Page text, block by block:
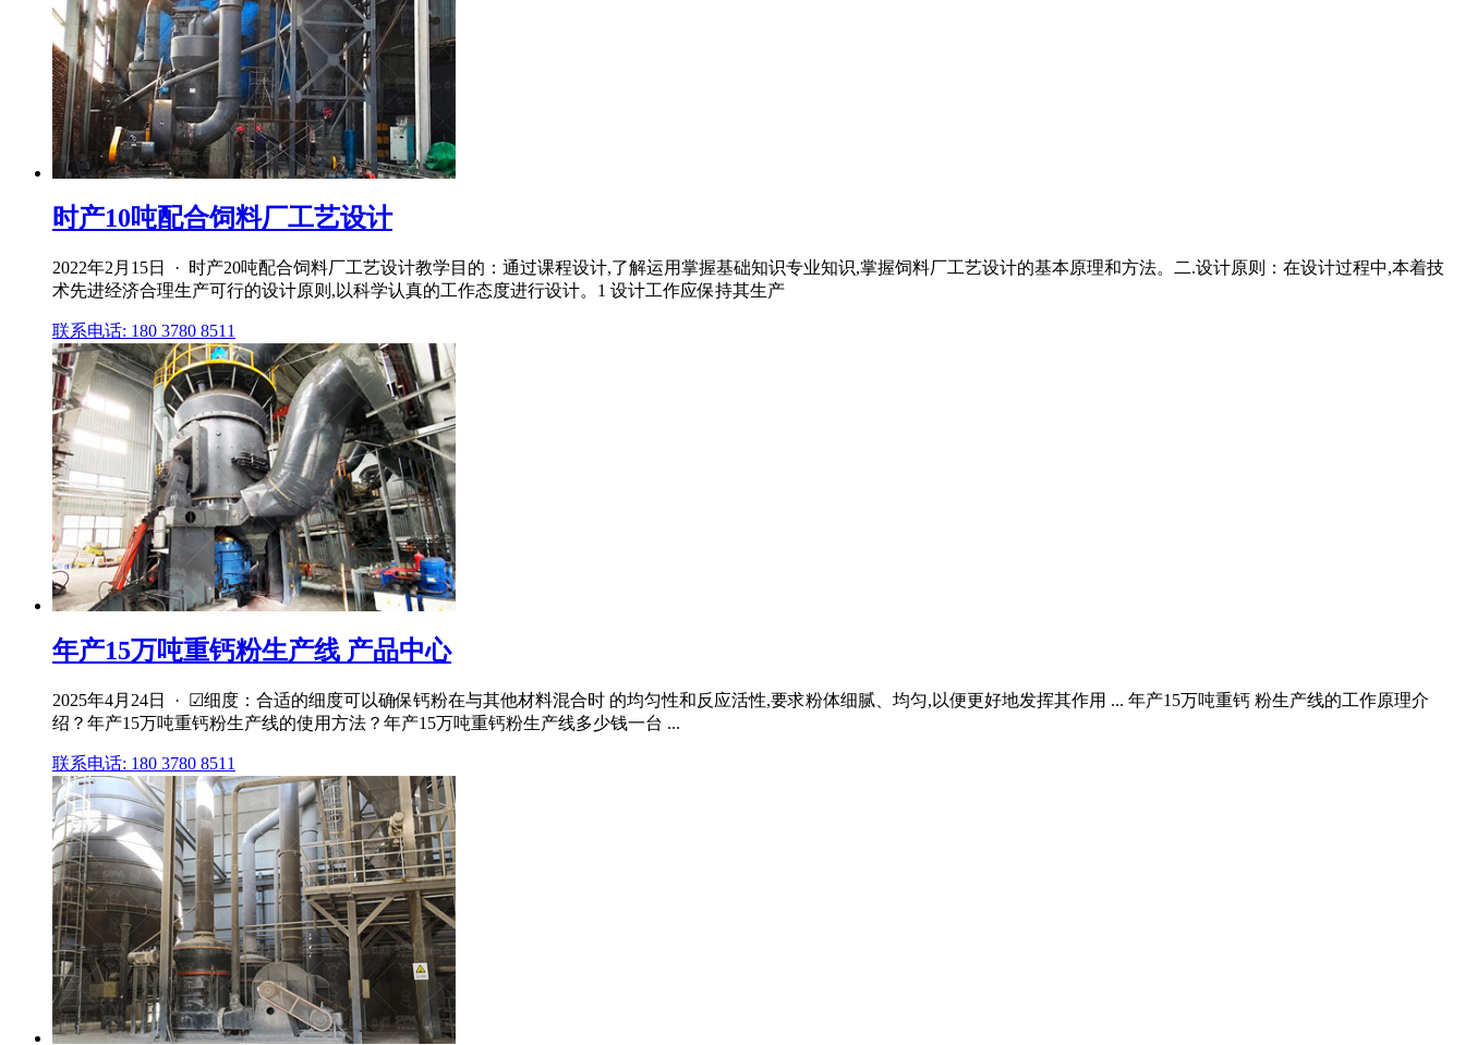
时产10吨配合饲料厂工艺设计
2022年2月15日 · 时产20吨配合饲料厂工艺设计教学目的：通过课程设计,了解运用掌握基础知识专业知识,掌握饲料厂工艺设计的基本原理和方法。二.设计原则：在设计过程中,本着技
术先进经济合理生产可行的设计原则,以科学认真的工作态度进行设计。1 设计工作应保持其生产
联系电话: 180 3780 8511
年产15万吨重钙粉生产线 产品中心
2025年4月24日 · ☑细度：合适的细度可以确保钙粉在与其他材料混合时 的均匀性和反应活性,要求粉体细腻、均匀,以便更好地发挥其作用 ... 年产15万吨重钙 粉生产线的工作原理介
绍？年产15万吨重钙粉生产线的使用方法？年产15万吨重钙粉生产线多少钱一台 ...
联系电话: 180 3780 8511